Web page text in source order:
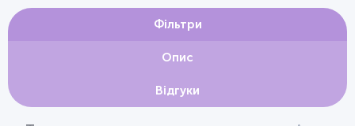
Фільтри
Опис
Відгуки